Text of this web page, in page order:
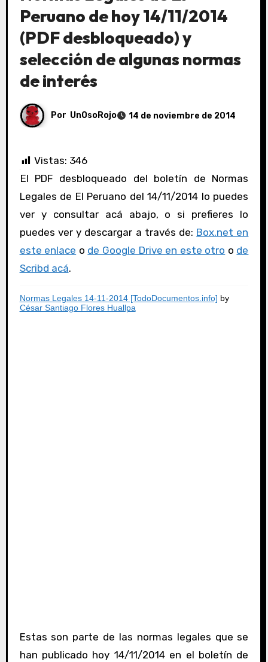
Peruano de hoy 14/11/2014
(PDF desbloqueado) y
selección de algunas normas
de interés
Por UnOsoRojo 14 de noviembre de 2014
Vistas: 346
El PDF desbloqueado del boletín de Normas
Legales de El Peruano del 14/11/2014 lo puedes
ver y consultar acá abajo, o si prefieres lo
puedes ver y descargar a través de: Box.net en
este enlace o de Google Drive en este otro o de
Scribd acá.
Normas Legales 14-11-2014 [TodoDocumentos.info] by
César Santiago Flores Huallpa
Estas son parte de las normas legales que se
han publicado hoy 14/11/2014 en el boletín de